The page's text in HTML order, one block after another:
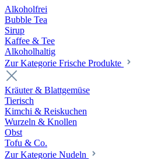
Alkoholfrei
Bubble Tea
Sirup
Kaffee & Tee
Alkoholhaltig
Zur Kategorie Frische Produkte
Kräuter & Blattgemüse
Tierisch
Kimchi & Reiskuchen
Wurzeln & Knollen
Obst
Tofu & Co.
Zur Kategorie Nudeln